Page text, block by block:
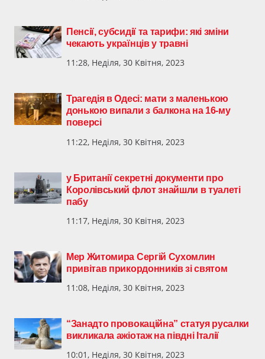
Пенсії, субсидії та тарифи: які зміни
чекають українців у травні
11:28, Неділя, 30 Квітня, 2023
Трагедія в Одесі: мати з маленькою
донькою випали з балкона на 16-му
поверсі
11:22, Неділя, 30 Квітня, 2023
у Британії секретні документи про
Королівський флот знайшли в туалеті
пабу
11:17, Неділя, 30 Квітня, 2023
Мер Житомира Сергій Сухомлин
привітав прикордонників зі святом
11:08, Неділя, 30 Квітня, 2023
“Занадто провокаційна” статуя русалки
викликала ажіотаж на півдні Італії
10:01, Неділя, 30 Квітня, 2023